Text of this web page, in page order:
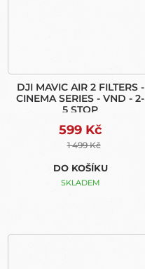
DJI MAVIC AIR 2 FILTERS -
CINEMA SERIES - VND - 2-
5 STOP
599 Kč
1 499 Kč
DO KOŠÍKU
SKLADEM